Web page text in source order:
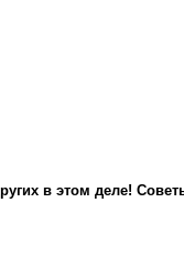
в этом деле!